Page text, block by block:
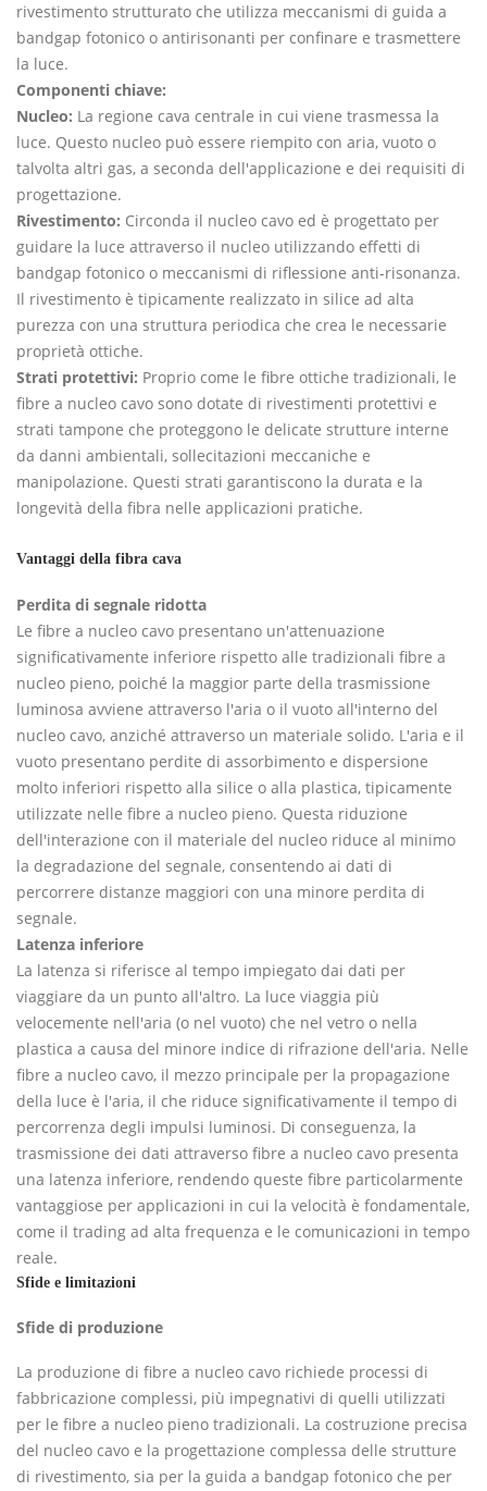
rivestimento strutturato che utilizza meccanismi di guida a
bandgap fotonico o antirisonanti per confinare e trasmettere
la luce.
Componenti chiave:
Nucleo: La regione cava centrale in cui viene trasmessa la
luce. Questo nucleo può essere riempito con aria, vuoto o
talvolta altri gas, a seconda dell'applicazione e dei requisiti di
progettazione.
Rivestimento: Circonda il nucleo cavo ed è progettato per
guidare la luce attraverso il nucleo utilizzando effetti di
bandgap fotonico o meccanismi di riflessione anti-risonanza.
Il rivestimento è tipicamente realizzato in silice ad alta
purezza con una struttura periodica che crea le necessarie
proprietà ottiche.
Strati protettivi: Proprio come le fibre ottiche tradizionali, le
fibre a nucleo cavo sono dotate di rivestimenti protettivi e
strati tampone che proteggono le delicate strutture interne
da danni ambientali, sollecitazioni meccaniche e
manipolazione. Questi strati garantiscono la durata e la
longevità della fibra nelle applicazioni pratiche.
Vantaggi della fibra cava
Perdita di segnale ridotta
Le fibre a nucleo cavo presentano un'attenuazione
significativamente inferiore rispetto alle tradizionali fibre a
nucleo pieno, poiché la maggior parte della trasmissione
luminosa avviene attraverso l'aria o il vuoto all'interno del
nucleo cavo, anziché attraverso un materiale solido. L'aria e il
vuoto presentano perdite di assorbimento e dispersione
molto inferiori rispetto alla silice o alla plastica, tipicamente
utilizzate nelle fibre a nucleo pieno. Questa riduzione
dell'interazione con il materiale del nucleo riduce al minimo
la degradazione del segnale, consentendo ai dati di
percorrere distanze maggiori con una minore perdita di
segnale.
Latenza inferiore
La latenza si riferisce al tempo impiegato dai dati per
viaggiare da un punto all'altro. La luce viaggia più
velocemente nell'aria (o nel vuoto) che nel vetro o nella
plastica a causa del minore indice di rifrazione dell'aria. Nelle
fibre a nucleo cavo, il mezzo principale per la propagazione
della luce è l'aria, il che riduce significativamente il tempo di
percorrenza degli impulsi luminosi. Di conseguenza, la
trasmissione dei dati attraverso fibre a nucleo cavo presenta
una latenza inferiore, rendendo queste fibre particolarmente
vantaggiose per applicazioni in cui la velocità è fondamentale,
come il trading ad alta frequenza e le comunicazioni in tempo
reale.
Sfide e limitazioni
Sfide di produzione
La produzione di fibre a nucleo cavo richiede processi di
fabbricazione complessi, più impegnativi di quelli utilizzati
per le fibre a nucleo pieno tradizionali. La costruzione precisa
del nucleo cavo e la progettazione complessa delle strutture
di rivestimento, sia per la guida a bandgap fotonico che per